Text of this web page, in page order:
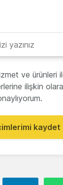
ve ürünleri
ilişkin
kaydet